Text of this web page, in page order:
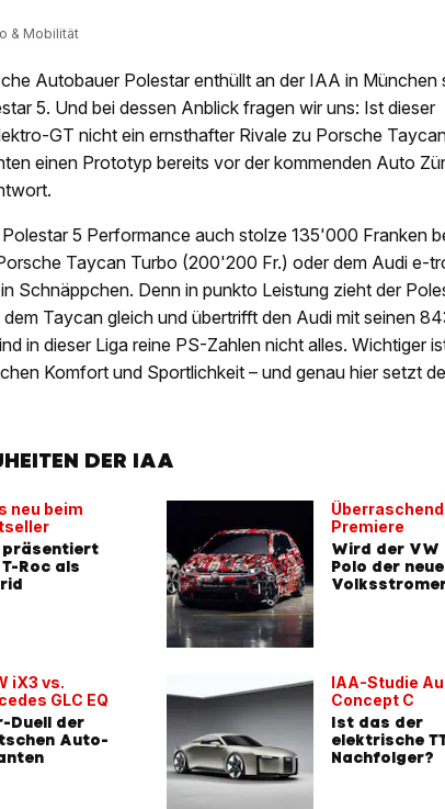
& Mobilität
Autobauer Polestar enthüllt an der IAA in München
5. Und bei dessen Anblick fragen wir uns: Ist dieser
GT nicht ein ernsthafter Rivale zu Porsche
einen Prototyp bereits vor der kommenden Auto
5 Performance auch stolze 135'000 Franken
Taycan Turbo (200'200 Fr.) oder dem Audi e-
Schnäppchen. Denn in punkto Leistung zieht der
Taycan gleich und übertrifft den Audi mit seinen
in dieser Liga reine PS-Zahlen nicht alles. Wichtiger
Komfort und Sportlichkeit – und genau hier setzt
DER IAA
neu beim
präsentiert
Roc als
iX3 vs.
GLC EQ
Duell der
Auto-
Premiere
Wird der VW
Polo der neue
IAA-Studie
Concept C
Ist das der
elektrische
Nachfolger?